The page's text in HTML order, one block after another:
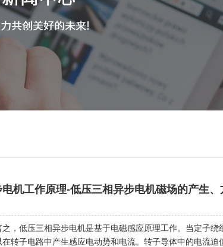
机工作原理-低压三相异步电机磁场的产生
，低压三相异步电机是基于电磁感应原理工作。当定子
转子电路中产生感应电动势和电流。转子导体中的电流